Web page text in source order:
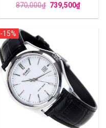
870,000₫ 739,500₫
-15%